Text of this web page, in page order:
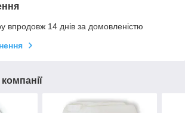
впродовж 14 днів за домовленістю